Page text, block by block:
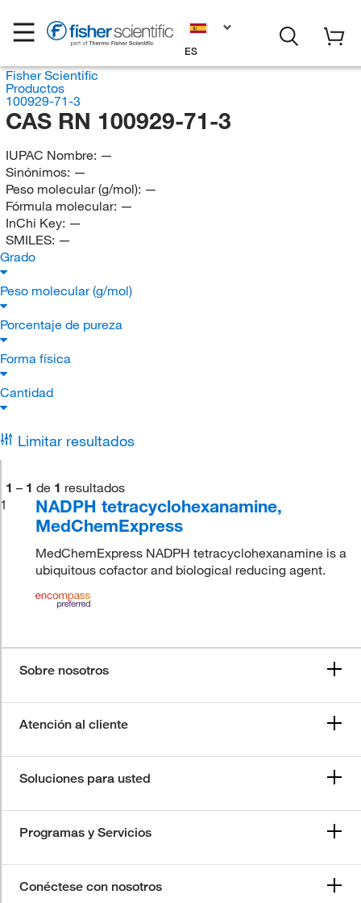
ES
Fisher Scientific
Productos
100929-71-3
CAS RN 100929-71-3
IUPAC Nombre: —
Sinónimos: —
Peso molecular (g/mol): —
Fórmula molecular: —
InChi Key: —
SMILES: —
Grado
Peso molecular (g/mol)
Porcentaje de pureza
Forma física
Cantidad
Limitar resultados
1 – 1 de 1 resultados
1
NADPH tetracyclohexanamine,
MedChemExpress
MedChemExpress NADPH tetracyclohexanamine is a
ubiquitous cofactor and biological reducing agent.
Sobre nosotros
Atención al cliente
Soluciones para usted
Programas y Servicios
Conéctese con nosotros